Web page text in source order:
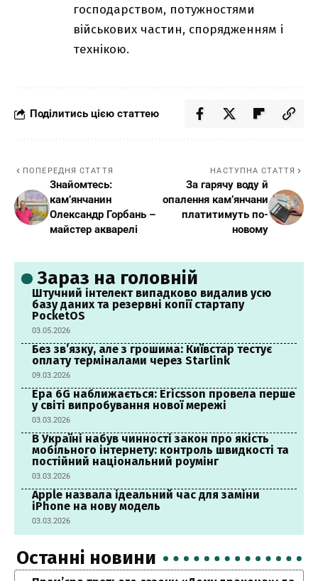
господарством, потужностями
військових частин, спорядженням і
технікою.
Поділитись цією статтею
ПОПЕРЕДНЯ СТАТТЯ
Знайомтесь:
кам’янчанин
Олександр Горбань –
майстер акварелі
НАСТУПНА СТАТТЯ
За гарячу воду й
опалення кам’янчани
платитимуть по-
новому
Зараз на головній
Штучний інтелект випадково видалив усю
базу даних та резервні копії стартапу
PocketOS
03.05.2026
Без зв’язку, але з грошима: Київстар тестує
оплату терміналами через Starlink
09.03.2026
Ера 6G наближається: Ericsson провела перше
у світі випробування нової мережі
03.03.2026
В Україні набув чинності закон про якість
мобільного інтернету: контроль швидкості та
постійний національний роумінг
03.03.2026
Apple назвала ідеальний час для заміни
iPhone на нову модель
03.03.2026
Останні новини